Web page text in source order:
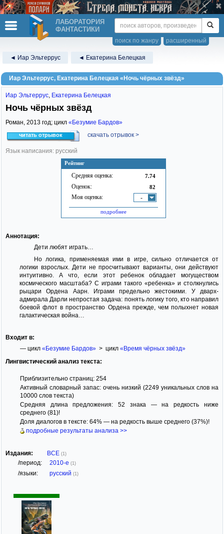
ЛАБОРАТОРИЯ
ФАНТАСТИКИ
расширенный
поиск по жанру
◄ Иар Эльтеррус ◄ Екатерина Белецкая
Иар Эльтеррус, Екатерина Белецкая «Ночь чёрных звёзд»
Рейтинг
Средняя оценка: 7.74
Оценок: 82
Моя оценка: -
подробнее
Иар Эльтеррус, Екатерина Белецкая
Ночь чёрных звёзд
Роман, 2013 год; цикл «Безумие Бардов»
читать отрывок скачать отрывок >
Язык написания: русский
Аннотация:
Дети любят играть…
Но логика, применяемая ими в игре, сильно отличается от
логики взрослых. Дети не просчитывают варианты, они действуют
интуитивно. А что, если этот ребенок обладает могуществом
космического масштаба? С играми такого «ребенка» и столкнулись
рыцари Ордена Аарн. Играми предельно жестокими. У дварх-
адмирала Дарли непростая задача: понять логику того, кто направил
боевой флот в пространство Ордена прежде, чем полыхнет новая
галактическая война…
Входит в:
— цикл «Безумие Бардов»> цикл «Время чёрных звёзд»
Лингвистический анализ текста:
Приблизительно страниц: 254
Активный словарный запас: очень низкий (2249 уникальных слов на
10000 слов текста)
Средняя длина предложения: 52 знака — на редкость ниже
среднего (81)!
Доля диалогов в тексте: 64% — на редкость выше среднего (37%)!
подробные результаты анализа >>
Издания: ВСЕ (1)
/период: 2010-е (1)
/языки: русский (1)